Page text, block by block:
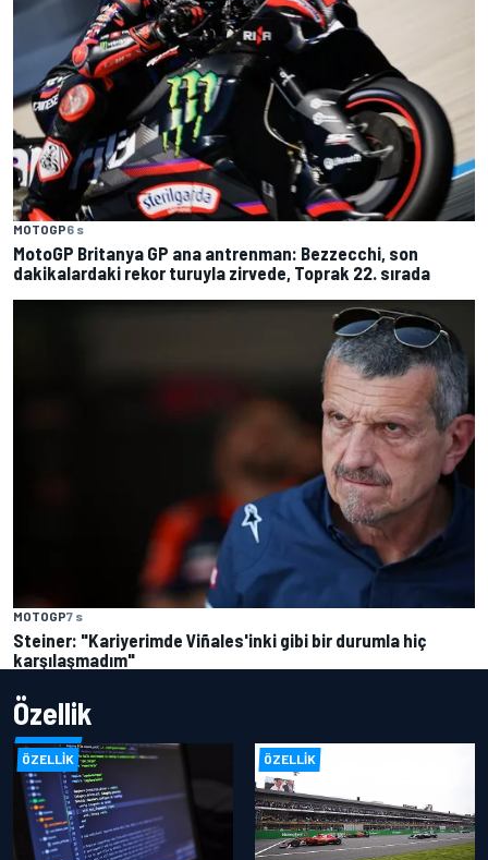
MOTOGP6 s
MotoGP Britanya GP ana antrenman: Bezzecchi, son
dakikalardaki rekor turuyla zirvede, Toprak 22. sırada
MOTOGP7 s
Steiner: "Kariyerimde Viñales'inki gibi bir durumla hiç
karşılaşmadım"
Özellik
ÖZELLIK ÖZELLIK